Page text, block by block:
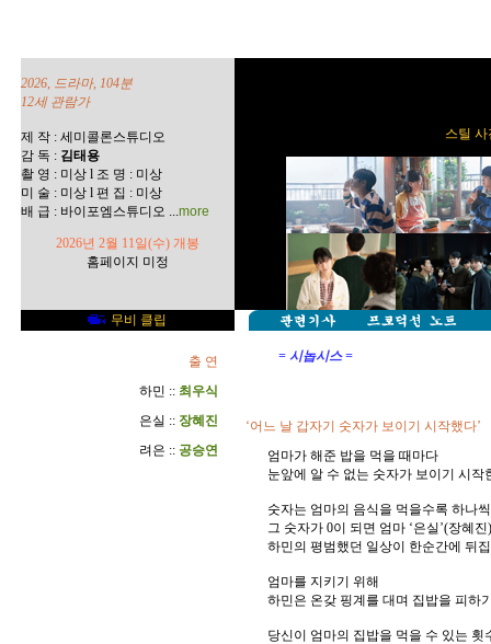
2026, 드라마, 104분
12세 관람가
제 작 : 세미콜론스튜디오
감 독 : 김태용
촬 영 : 미상 l 조 명 : 미상
미 술 : 미상 l 편 집 : 미상
배 급 : 바이포엠스튜디오 ...more
2026년 2월 11일(수) 개봉
홈페이지 미정
스틸
무비 클립
출 연
하민 :: 최우식
은실 :: 장혜진
려은 :: 공승연
= 시놉시스 =
‘어느 날 갑자기 숫자가 보이기 시작했다’
엄마가 해준 밥을 먹을 때마다
눈앞에 알 수 없는 숫자가 보이기 시작
숫자는 엄마의 음식을 먹을수록 하나
그 숫자가 0이 되면 엄마 ‘은실’(장혜
하민의 평범했던 일상이 한순간에 뒤
엄마를 지키기 위해
하민은 온갖 핑계를 대며 집밥을 피하
당신이 엄마의 집밥을 먹을 수 있는 횟